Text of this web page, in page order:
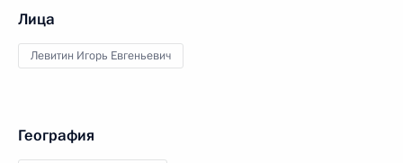
Лица
Левитин Игорь Евгеньевич
География